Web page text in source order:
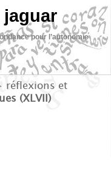
jaguar
pour l’autonomie
réflexions et
(XLVII)